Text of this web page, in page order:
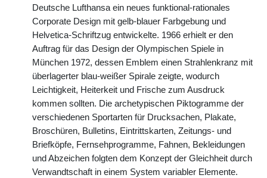
Deutsche Lufthansa ein neues funktional-rationales
Corporate Design mit gelb-blauer Farbgebung und
Helvetica-Schriftzug entwickelte. 1966 erhielt er den
Auftrag für das Design der Olympischen Spiele in
München 1972, dessen Emblem einen Strahlenkranz mit
überlagerter blau-weißer Spirale zeigte, wodurch
Leichtigkeit, Heiterkeit und Frische zum Ausdruck
kommen sollten. Die archetypischen Piktogramme der
verschiedenen Sportarten für Drucksachen, Plakate,
Broschüren, Bulletins, Eintrittskarten, Zeitungs- und
Briefköpfe, Fernsehprogramme, Fahnen, Bekleidungen
und Abzeichen folgten dem Konzept der Gleichheit durch
Verwandtschaft in einem System variabler Elemente.